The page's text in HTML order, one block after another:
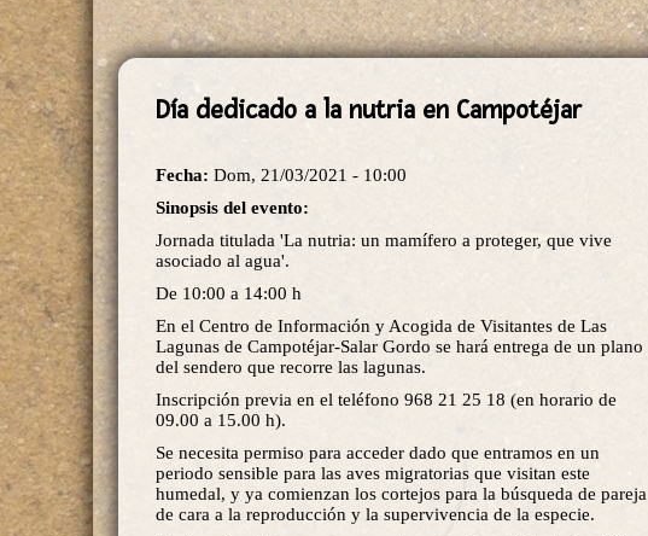
Día dedicado a la nutria en Campotéjar
Fecha: Dom, 21/03/2021 - 10:00
Sinopsis del evento:
Jornada titulada 'La nutria: un mamífero a proteger, que vive
asociado al agua'.
De 10:00 a 14:00 h
En el Centro de Información y Acogida de Visitantes de Las
Lagunas de Campotéjar-Salar Gordo se hará entrega de un plano
del sendero que recorre las lagunas.
Inscripción previa en el teléfono 968 21 25 18 (en horario de
09.00 a 15.00 h).
Se necesita permiso para acceder dado que entramos en un
periodo sensible para las aves migratorias que visitan este
humedal, y ya comienzan los cortejos para la búsqueda de pareja
de cara a la reproducción y la supervivencia de la especie.